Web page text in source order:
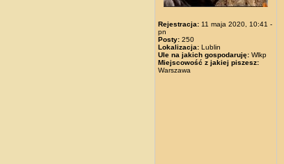
Rejestracja: 11 maja 2020, 10:41 -
pn
Posty: 250
Lokalizacja: Lublin
Ule na jakich gospodaruję: Wlkp
Miejscowość z jakiej piszesz:
Warszawa